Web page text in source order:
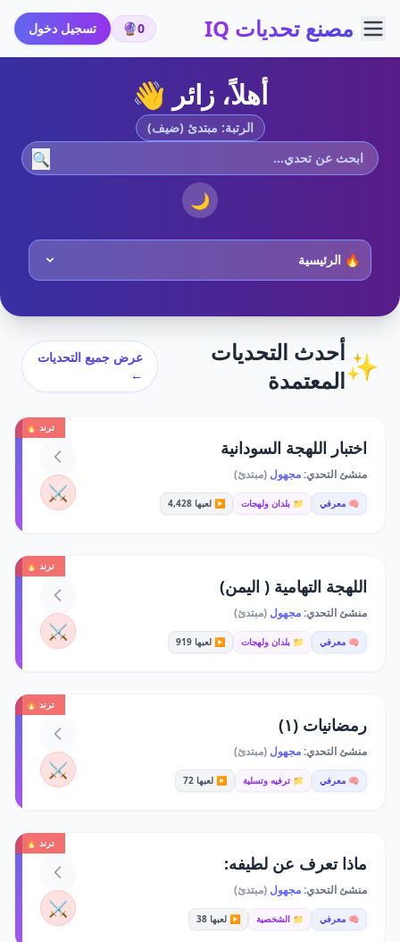
مصنع تحديات IQ 0
🔮 تسجيل دخول
أهلاً، زائر 👋
الرتبة: مبتدئ (ضيف)
🔍
🌙
✨أحدث التحديات
المعتمدة
عرض جميع التحديات
←
ترند 🔥
اختبار اللهجة السودانية
منشئ التحدي:مجهول (مبتدئ)
🧠 معرفي 📁 بلدان ولهجات ▶️ لعبها 4,428 ⚔️
ترند 🔥
اللهجة التهامية ( اليمن)
منشئ التحدي:مجهول (مبتدئ)
🧠 معرفي 📁 بلدان ولهجات ▶️ لعبها 919 ⚔️
ترند 🔥
رمضانيات (١)
منشئ التحدي:مجهول (مبتدئ)
🧠 معرفي 📁 ترفيه وتسلية ▶️ لعبها 72 ⚔️
ترند 🔥
ماذا تعرف عن لطيفه:
منشئ التحدي:مجهول (مبتدئ)
🧠 معرفي 📁 الشخصية ▶️ لعبها 38 ⚔️